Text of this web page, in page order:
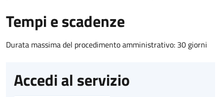
Tempi e scadenze
Durata massima del procedimento amministrativo: 30 giorni
Accedi al servizio